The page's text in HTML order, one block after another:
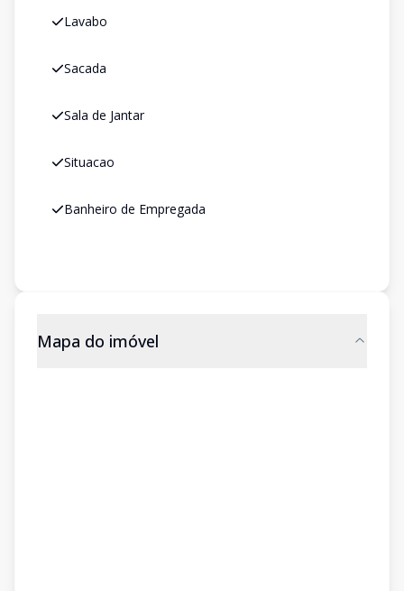
Lavabo
Sacada
Sala de Jantar
Situacao
Banheiro de Empregada
Mapa do imóvel